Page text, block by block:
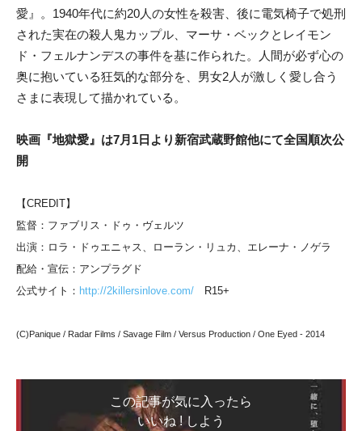
愛』。1940年代に約20人の女性を殺害、後に電気椅子で処刑
された実在の殺人鬼カップル、マーサ・ベックとレイモン
ド・フェルナンデスの事件を基に作られた。人間が必ず心の
奥に抱いている狂気的な部分を、男女2人が激しく愛し合う
さまに表現して描かれている。
映画『地獄愛』は7月1日より新宿武蔵野館他にて全国順次公
開
【CREDIT】
監督：ファブリス・ドゥ・ヴェルツ
出演：ロラ・ドゥエニャス、ローラン・リュカ、エレーナ・ノゲラ
配給・宣伝：アンプラグド
公式サイト： http://2killersinlove.com/ R15+
(C)Panique / Radar Films / Savage Film / Versus Production / One Eyed - 2014
この記事が気に入ったら
いいね ! しよう